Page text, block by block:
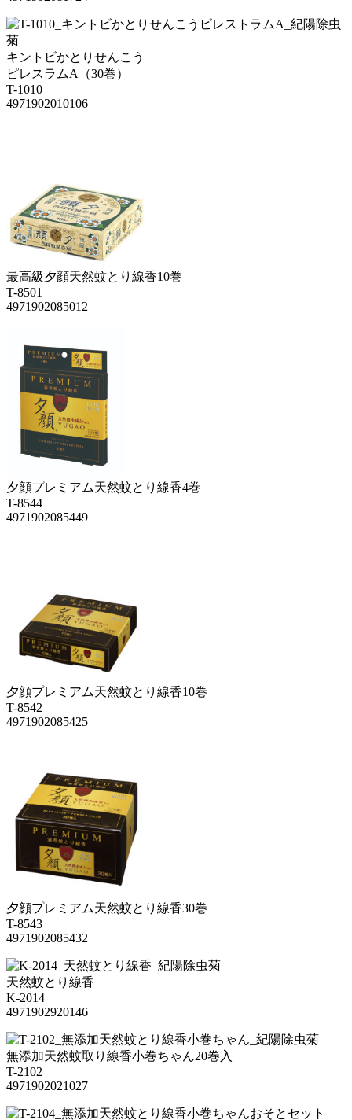
キントビかとりせんこう
ピレスラムA（30巻）
T-1010
4971902010106
最高級夕顔天然蚊とり線香10巻
T-8501
4971902085012
夕顔プレミアム天然蚊とり線香4巻
T-8544
4971902085449
夕顔プレミアム天然蚊とり線香10巻
T-8542
4971902085425
夕顔プレミアム天然蚊とり線香30巻
T-8543
4971902085432
天然蚊とり線香
K-2014
4971902920146
無添加天然蚊取り線香小巻ちゃん20巻入
T-2102
4971902021027